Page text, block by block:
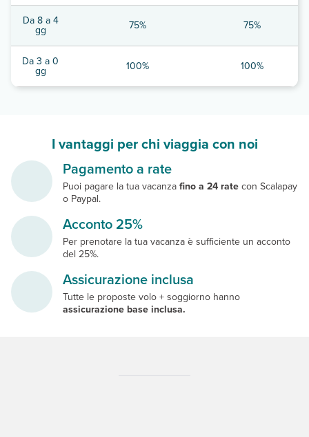
Da 8 a 4
gg 75% 75%
Da 3 a 0
gg 100% 100%
I vantaggi per chi viaggia con noi
Pagamento a rate
Puoi pagare la tua vacanzafino a 24 ratecon Scalapay
o Paypal.
Acconto 25%
Per prenotare la tua vacanza è sufficiente un acconto
del 25%.
Assicurazione inclusa
Tutte le proposte volo + soggiorno hanno
assicurazione base inclusa.